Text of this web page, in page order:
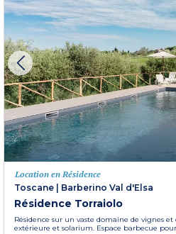
Location en Résidence
Toscane
Barberino Val d'Elsa
Résidence Torraiolo
Résidence sur un vaste domaine de vignes et
extérieure et solarium. Espace barbecue